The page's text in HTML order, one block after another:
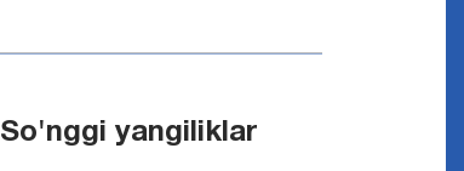
So'nggi yangiliklar